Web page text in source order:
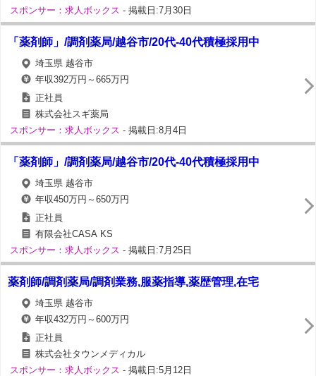
スポンサー：求人ボックス - 掲載日:7月30日
「薬剤師」/調剤薬局/越谷市/20代-40代積極採用中
埼玉県 越谷市
年収392万円～665万円
正社員
株式会社スギ薬局
スポンサー：求人ボックス - 掲載日:8月4日
「薬剤師」/調剤薬局/越谷市/20代-40代積極採用中
埼玉県 越谷市
年収450万円～650万円
正社員
有限会社CASA KS
スポンサー：求人ボックス - 掲載日:7月25日
薬剤師/調剤薬局/調剤業務,服薬指導,薬歴管理,在宅
埼玉県 越谷市
年収432万円～600万円
正社員
株式会社タウンメディカル
スポンサー：求人ボックス - 掲載日:5月12日